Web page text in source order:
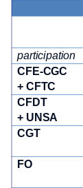
participation
CFE-CGC
+ CFTC
CFDT
+ UNSA
CGT
FO